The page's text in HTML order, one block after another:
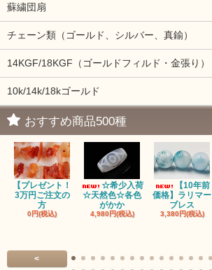
蘇繍団扇
チェーン類（ゴールド、シルバー、真鍮）
14KGF/18KGF（ゴールドフィルド・金張り）
10k/14k/18kゴールド
おすすめ商品500種
【プレゼント！
3万円ご注文の
方
0円(税込)
☆希少入荷
☆天然色☆各色
がかか
4,980円(税込)
【10年前
価格】ラリマー
ブレス
3,380円(税込)
<